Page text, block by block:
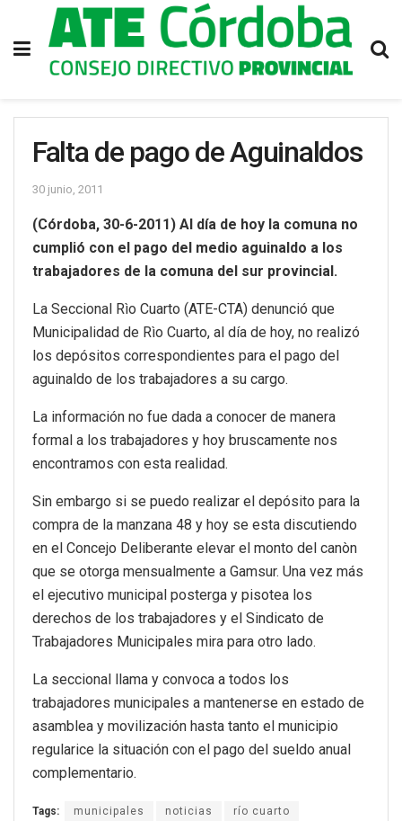
Falta de pago de Aguinaldos
30 junio, 2011
(Córdoba, 30-6-2011) Al día de hoy la comuna no
cumplió con el pago del medio aguinaldo a los
trabajadores de la comuna del sur provincial.
La Seccional Rìo Cuarto (ATE-CTA) denunció que
Municipalidad de Rìo Cuarto, al día de hoy, no realizó
los depósitos correspondientes para el pago del
aguinaldo de los trabajadores a su cargo.
La información no fue dada a conocer de manera
formal a los trabajadores y hoy bruscamente nos
encontramos con esta realidad.
Sin embargo si se puedo realizar el depósito para la
compra de la manzana 48 y hoy se esta discutiendo
en el Concejo Deliberante elevar el monto del canòn
que se otorga mensualmente a Gamsur. Una vez más
el ejecutivo municipal posterga y pisotea los
derechos de los trabajadores y el Sindicato de
Trabajadores Municipales mira para otro lado.
La seccional llama y convoca a todos los
trabajadores municipales a mantenerse en estado de
asamblea y movilización hasta tanto el municipio
regularice la situación con el pago del sueldo anual
complementario.
Tags: municipales noticias río cuarto